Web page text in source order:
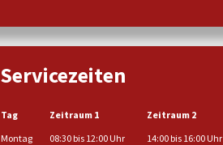
Servicezeiten
Tag Zeitraum 1
Zeitraum 2
Montag
08:30 bis 12:00 Uhr
14:00 bis 16:00 Uhr